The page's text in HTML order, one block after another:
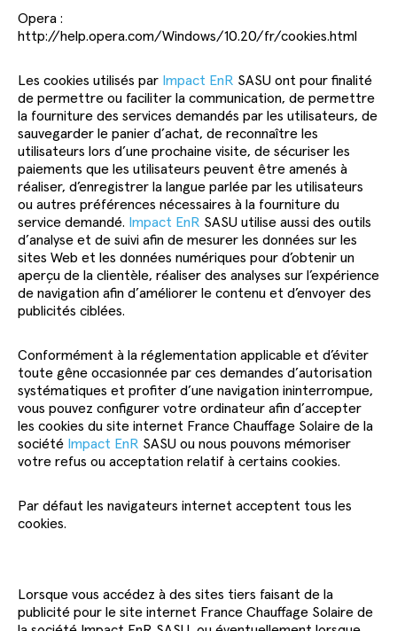
Opera :
http://help.opera.com/Windows/10.20/fr/cookies.html
Les cookies utilisés par Impact EnR SASU ont pour finalité
de permettre ou faciliter la communication, de permettre
la fourniture des services demandés par les utilisateurs, de
sauvegarder le panier d’achat, de reconnaître les
utilisateurs lors d’une prochaine visite, de sécuriser les
paiements que les utilisateurs peuvent être amenés à
réaliser, d’enregistrer la langue parlée par les utilisateurs
ou autres préférences nécessaires à la fourniture du
service demandé. Impact EnR SASU utilise aussi des outils
d’analyse et de suivi afin de mesurer les données sur les
sites Web et les données numériques pour d’obtenir un
aperçu de la clientèle, réaliser des analyses sur l’expérience
de navigation afin d’améliorer le contenu et d’envoyer des
publicités ciblées.
Conformément à la réglementation applicable et d’éviter
toute gêne occasionnée par ces demandes d’autorisation
systématiques et profiter d’une navigation ininterrompue,
vous pouvez configurer votre ordinateur afin d’accepter
les cookies du site internet France Chauffage Solaire de la
société Impact EnR SASU ou nous pouvons mémoriser
votre refus ou acceptation relatif à certains cookies.
Par défaut les navigateurs internet acceptent tous les
cookies.
Lorsque vous accédez à des sites tiers faisant de la
publicité pour le site internet France Chauffage Solaire de